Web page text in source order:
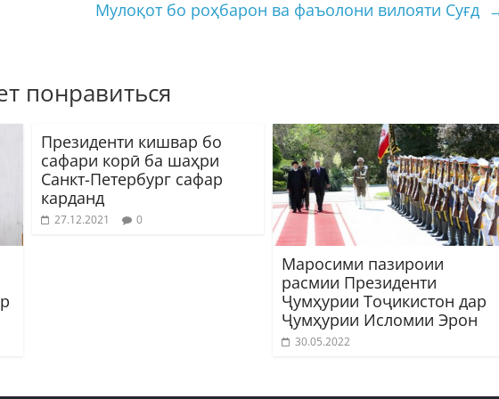
Мулоқот бо роҳбарон ва фаъолони вилояти Суғд
понравиться
Президенти кишвар бо
сафари корӣ ба шаҳри
Санкт-Петербург сафар
карданд
27.12.2021 0
Маросими пазироии
расмии Президенти
Ҷумҳурии Тоҷикистон дар
Ҷумҳурии Исломии Эрон
30.05.2022